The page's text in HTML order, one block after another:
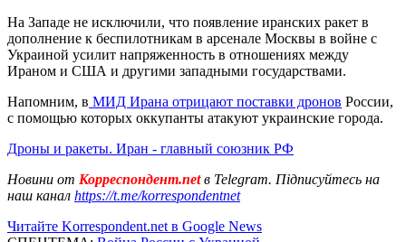
На Западе не исключили, что появление иранских ракет в
дополнение к беспилотникам в арсенале Москвы в войне с
Украиной усилит напряженность в отношениях между
Ираном и США и другими западными государствами.
Напомним, в МИД Ирана отрицают поставки дронов России,
с помощью которых оккупанты атакуют украинские города.
Дроны и ракеты. Иран - главный союзник РФ
Новини от Корреспондент.netв Telegram. Підписуйтесь на
наш канал https://t.me/korrespondentnet
Читайте Korrespondent.net в Google News